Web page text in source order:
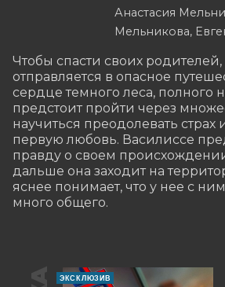
Анастасия
Мельникова,
Чтобы спасти своих
отправляется в опасное
сердце темного леса, полного
предстоит пройти через
научиться преодолевать страх
первую любовь. Василиссе
правду о своем
дальше она заходит на
яснее понимает, что у нее с
много общего.
ЭКСКЛЮЗИВ